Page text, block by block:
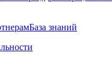
База знаний